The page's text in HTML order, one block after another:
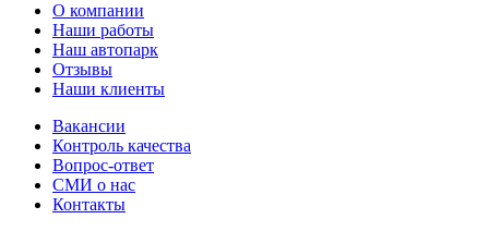
О компании
Наши работы
Наш автопарк
Отзывы
Наши клиенты
Вакансии
Контроль качества
Вопрос-ответ
СМИ о нас
Контакты